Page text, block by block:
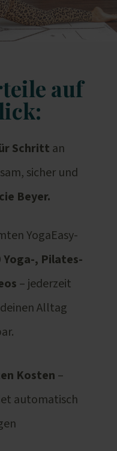
auf
Schritt an
sicher und
Beyer.
YogaEasy-
Yoga-, Pilates-
– jederzeit
Alltag
Kosten –
automatisch